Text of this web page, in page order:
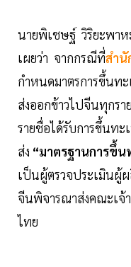
นายพิเชษฐ์ วิริยะพา
เผยว่า จากกรณีที่สำนั
กำหนดมาตรการขึ้นท
ส่งออกข้าวไปจีนทุกร
รายชื่อได้รับการขึ้นท
ส่ง “มาตรฐานการขึ้น
เป็นผู้ตรวจประเมินผู้
จีนพิจารณาส่งคณะเจ้
ไทย